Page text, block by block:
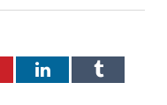
LinkedInTumblr